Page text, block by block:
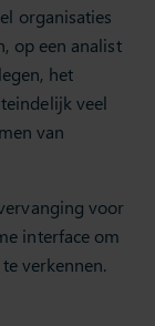
organisaties
op een analist
het
veel
van
voor
interface om
verkennen.